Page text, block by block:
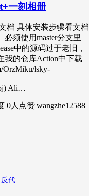
一刻相册
档 具体安装步骤看文档
须使用master分支里
中的源码过于老旧，
我的仓库Action中下载
OrzMiku/lsky-
Ali…
0人点赞 wangzhe12588
反代